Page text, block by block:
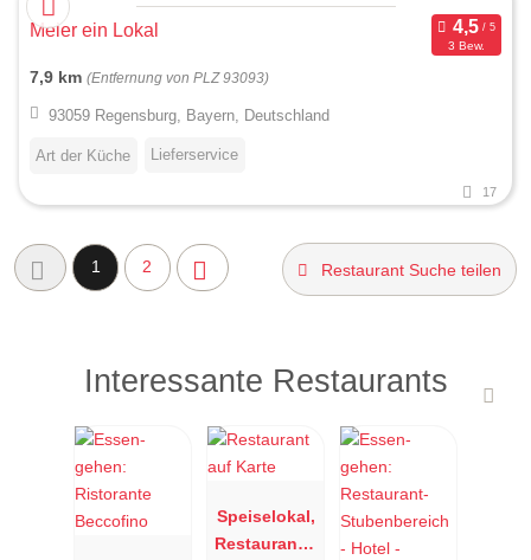
Meier ein Lokal
3 Bew.
7,9 km (Entfernung von PLZ 93093)
93059 Regensburg, Bayern, Deutschland
Art der Küche Lieferservice
17
1 2 Restaurant Suche teilen
Interessante Restaurants
Speiselokal,
Restaurant "